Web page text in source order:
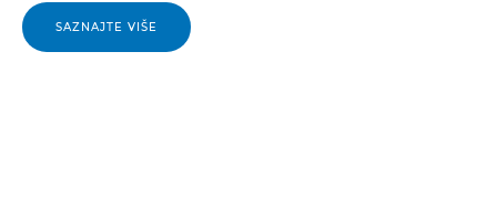
SAZNAJTE VIŠE